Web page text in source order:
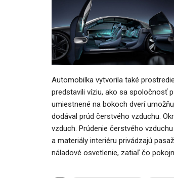
Automobilka vytvorila také
predstavili víziu, ako sa spoločnosť
umiestnené na bokoch dverí
dodával prúd čerstvého vzduchu.
vzduch. Prúdenie čerstvého
a materiály interiéru privádzajú
náladové osvetlenie, zatiaľ čo